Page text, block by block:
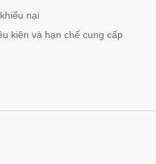
nại
kiện và hạn chế cung cấp